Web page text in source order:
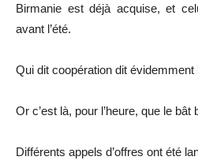
Birmanie est déjà acquise, et
avant l’été.
Qui dit coopération dit évidemment
Or c’est là, pour l’heure, que le bât
Différents appels d’offres ont été